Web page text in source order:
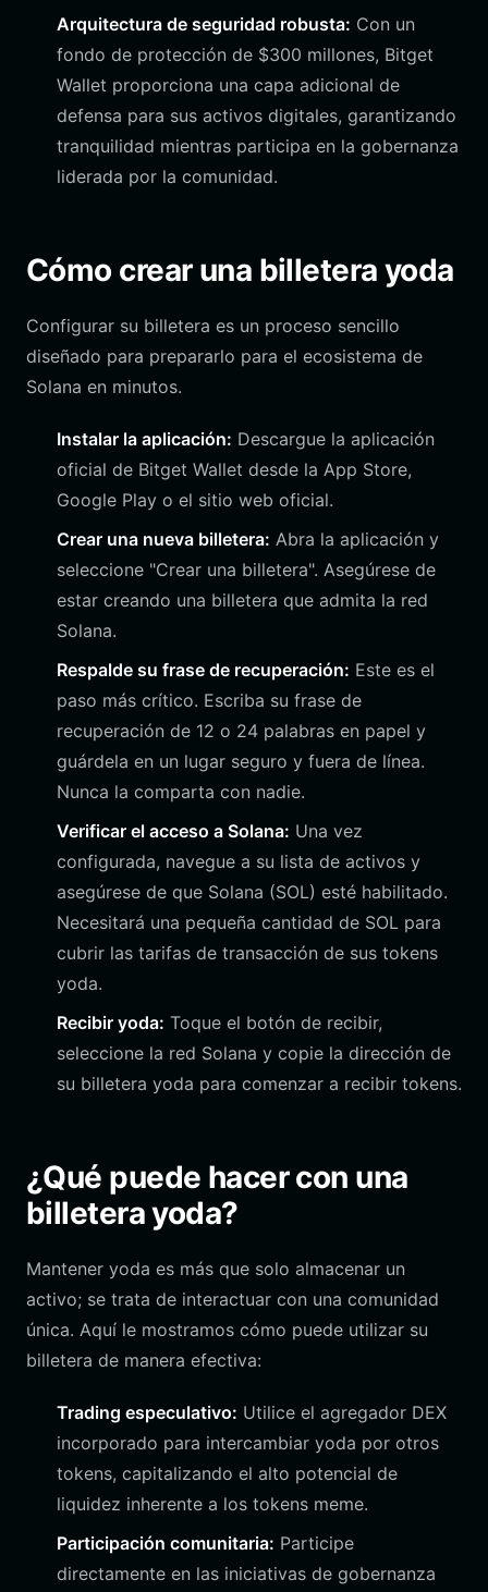
Arquitectura de seguridad robusta: Con un
fondo de protección de $300 millones, Bitget
Wallet proporciona una capa adicional de
defensa para sus activos digitales, garantizando
tranquilidad mientras participa en la gobernanza
liderada por la comunidad.
Cómo crear una billetera yoda
Configurar su billetera es un proceso sencillo
diseñado para prepararlo para el ecosistema de
Solana en minutos.
Instalar la aplicación: Descargue la aplicación
oficial de Bitget Wallet desde la App Store,
Google Play o el sitio web oficial.
Crear una nueva billetera: Abra la aplicación y
seleccione "Crear una billetera". Asegúrese de
estar creando una billetera que admita la red
Solana.
Respalde su frase de recuperación: Este es el
paso más crítico. Escriba su frase de
recuperación de 12 o 24 palabras en papel y
guárdela en un lugar seguro y fuera de línea.
Nunca la comparta con nadie.
Verificar el acceso a Solana: Una vez
configurada, navegue a su lista de activos y
asegúrese de que Solana (SOL) esté habilitado.
Necesitará una pequeña cantidad de SOL para
cubrir las tarifas de transacción de sus tokens
yoda.
Recibir yoda: Toque el botón de recibir,
seleccione la red Solana y copie la dirección de
su billetera yoda para comenzar a recibir tokens.
¿Qué puede hacer con una
billetera yoda?
Mantener yoda es más que solo almacenar un
activo; se trata de interactuar con una comunidad
única. Aquí le mostramos cómo puede utilizar su
billetera de manera efectiva:
Trading especulativo: Utilice el agregador DEX
incorporado para intercambiar yoda por otros
tokens, capitalizando el alto potencial de
liquidez inherente a los tokens meme.
Participación comunitaria: Participe
directamente en las iniciativas de gobernanza